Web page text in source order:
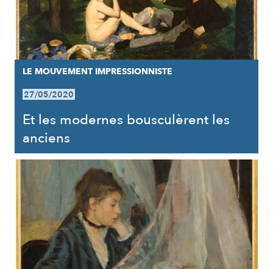
LE MOUVEMENT IMPRESSIONNISTE
27/05/2020
Et les modernes bousculèrent les
anciens